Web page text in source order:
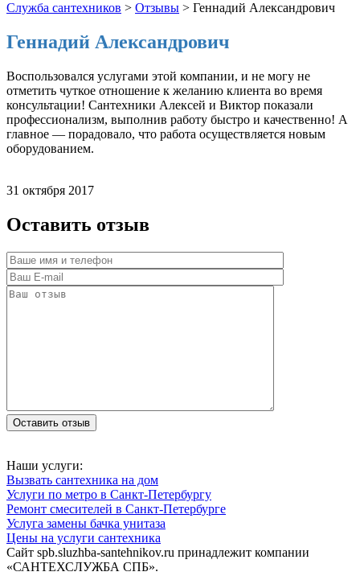
Служба сантехников > Отзывы > Геннадий Александрович
Геннадий Александрович
Воспользовался услугами этой компании, и не могу не
отметить чуткое отношение к желанию клиента во время
консультации! Сантехники Алексей и Виктор показали
профессионализм, выполнив работу быстро и качественно! А
главное — порадовало, что работа осуществляется новым
оборудованием.
31 октября 2017
Оставить отзыв
Наши услуги:
Вызвать сантехника на дом
Услуги по метро в Санкт-Петербургу
Ремонт смесителей в Санкт-Петербурге
Услуга замены бачка унитаза
Цены на услуги сантехника
Сайт spb.sluzhba-santehnikov.ru принадлежит компании
«САНТЕХСЛУЖБА СПБ».